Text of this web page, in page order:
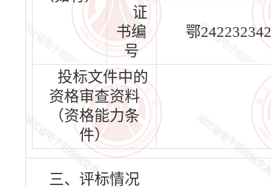
证
书编
号
鄂
投标文件中的
资格审查资料
（资格能力条
件）
三、评标情况